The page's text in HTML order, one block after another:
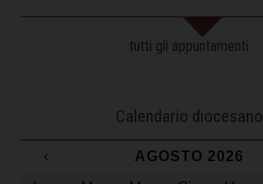
tutti gli appuntamenti
Calendario diocesano
‹ AGOSTO 2026